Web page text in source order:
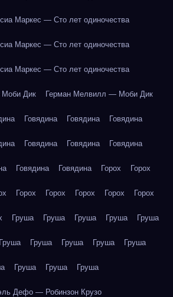
Маркес — Сто лет одиночества
Маркес — Сто лет одиночества
Маркес — Сто лет одиночества
Дик Герман Мелвилл — Моби Дик
Говядина Говядина Говядина
Говядина Говядина Говядина
Говядина Говядина Горох Горох
Горох Горох Горох Горох Горох
Груша Груша Груша Груша Груша
Груша Груша Груша Груша Груша
Груша Груша Груша
Дефо — Робинзон Крузо